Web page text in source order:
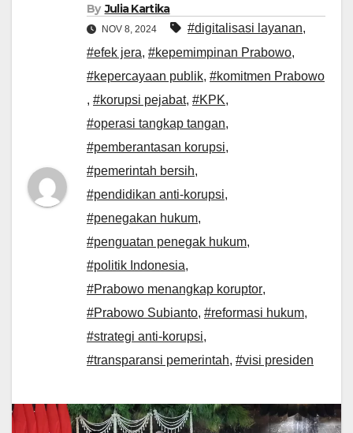
By Julia Kartika
NOV 8, 2024 #digitalisasi layanan,
#efek jera, #kepemimpinan Prabowo,
#kepercayaan publik, #komitmen Prabowo
, #korupsi pejabat, #KPK,
#operasi tangkap tangan,
#pemberantasan korupsi,
#pemerintah bersih,
#pendidikan anti-korupsi,
#penegakan hukum,
#penguatan penegak hukum,
#politik Indonesia,
#Prabowo menangkap koruptor,
#Prabowo Subianto, #reformasi hukum,
#strategi anti-korupsi,
#transparansi pemerintah, #visi presiden